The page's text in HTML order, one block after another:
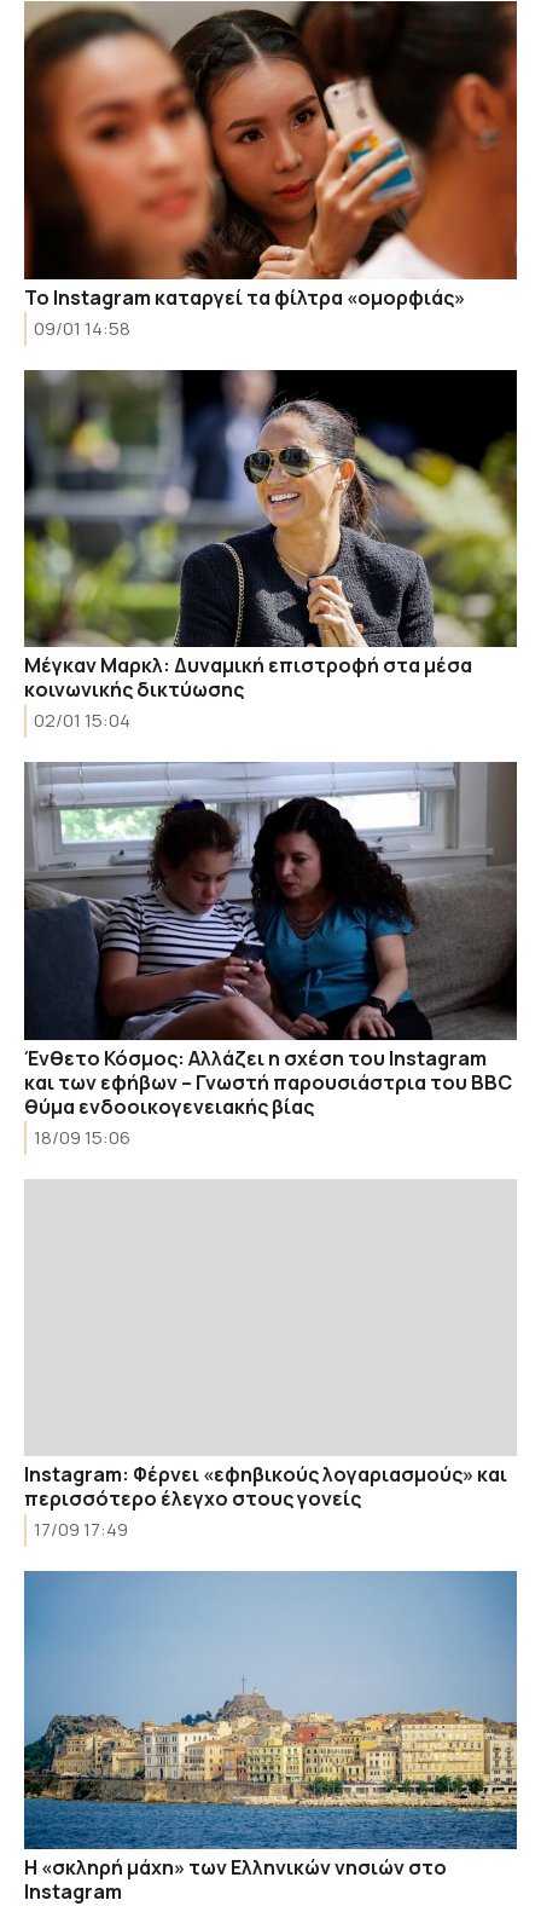
Το Instagram καταργεί τα φίλτρα «ομορφιάς»
09/01 14:58
Μέγκαν Μαρκλ: Δυναμική επιστροφή στα μέσα
κοινωνικής δικτύωσης
02/01 15:04
Ένθετο Κόσμος: Αλλάζει η σχέση του Ιnstagram
και των εφήβων – Γνωστή παρουσιάστρια του ΒΒC
θύμα ενδοοικογενειακής βίας
18/09 15:06
Instagram: Φέρνει «εφηβικούς λογαριασμούς» και
περισσότερο έλεγχο στους γονείς
17/09 17:49
Η «σκληρή μάχη» των Ελληνικών νησιών στο
Instagram